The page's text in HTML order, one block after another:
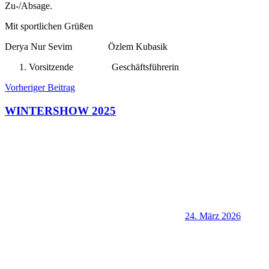
Zu-/Absage.
Mit sportlichen Grüßen
Derya Nur Sevim Özlem Kubasik
Vorsitzende Geschäftsführerin
Beitragsnavigation
Vorheriger Beitrag
WINTERSHOW 2025
24. März 2026